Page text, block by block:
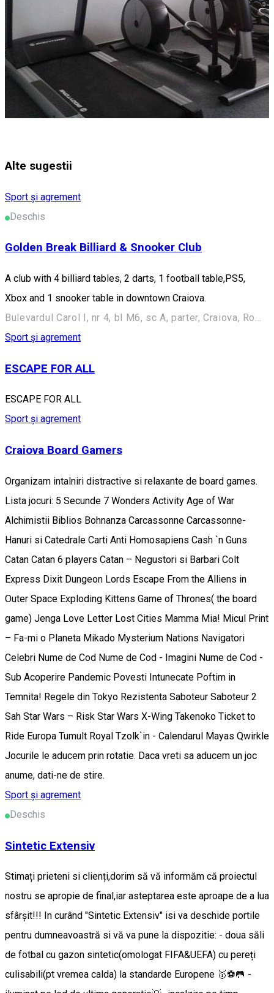
Alte sugestii
Sport și agrement
Deschis
Golden Break Billiard & Snooker Club
A club with 4 billiard tables, 2 darts, 1 football table,PS5,
Xbox and 1 snooker table in downtown Craiova.
Bulevardul Carol I, nr 4, bl M6, sc A, parter, Craiova, Romania
Sport și agrement
ESCAPE FOR ALL
ESCAPE FOR ALL
Sport și agrement
Craiova Board Gamers
Organizam intalniri distractive si relaxante de board games.
Lista jocuri: 5 Secunde 7 Wonders Activity Age of War
Alchimistii Biblios Bohnanza Carcassonne Carcassonne-
Hanuri si Catedrale Carti Anti Homosapiens Cash `n Guns
Catan Catan 6 players Catan – Negustori si Barbari Colt
Express Dixit Dungeon Lords Escape From the Alliens in
Outer Space Exploding Kittens Game of Thrones( the board
game) Jenga Love Letter Lost Cities Mamma Mia! Micul Print
– Fa-mi o Planeta Mikado Mysterium Nations Navigatori
Celebri Nume de Cod Nume de Cod - Imagini Nume de Cod -
Sub Acoperire Pandemic Povesti Intunecate Poftim in
Temnita! Regele din Tokyo Rezistenta Saboteur Saboteur 2
Sah Star Wars – Risk Star Wars X-Wing Takenoko Ticket to
Ride Europa Tumult Royal Tzolk`in - Calendarul Mayas Qwirkle
Jocurile le aducem prin rotatie. Daca vreti sa aducem un joc
anume, dati-ne de stire.
Sport și agrement
Deschis
Sintetic Extensiv
Stimați prieteni si clienți,dorim să vă informăm că proiectul
nostru se apropie de final,iar asteptarea este aproape de a lua
sfârșit!!! In curând "Sintetic Extensiv" isi va deschide portile
pentru dumneavoastră si vă va pune la dispozitie: - doua săli
de fotbal cu gazon sintetic(omologat FIFA&UEFA) cu pereți
culisabili(pt vremea calda) la standarde Europene 🥇⚽️🥅 -